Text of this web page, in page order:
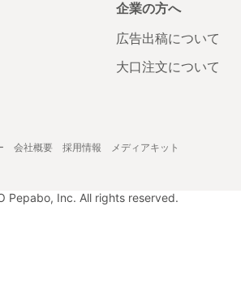
企業の方へ
広告出稿について
大口注文について
会社概要 採用情報 メディアキット
Pepabo, Inc. All rights reserved.